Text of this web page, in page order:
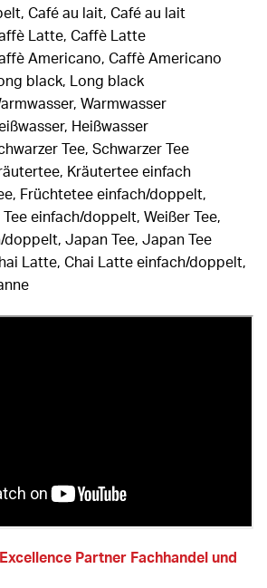
Café au lait, Café au lait
Latte, Caffè Latte
Americano, Caffè Americano
black, Long black
Warmwasser
Heißwasser
Tee, Schwarzer Tee
Kräutertee einfach
Früchtetee einfach/doppelt,
Tee einfach/doppelt, Weißer Tee,
doppelt, Japan Tee, Japan Tee
Latte, Chai Latte einfach/doppelt,
Partner Fachhandel und